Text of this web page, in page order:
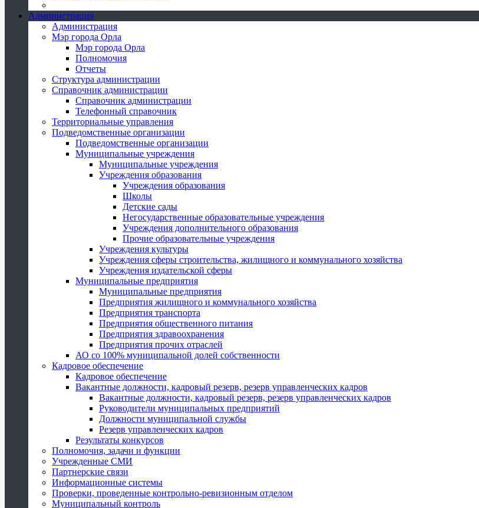
Администрация
Администрация
Мэр города Орла
Мэр города Орла
Полномочия
Отчеты
Структура администрации
Справочник администрации
Справочник администрации
Телефонный справочник
Территориальные управления
Подведомственные организации
Подведомственные организации
Муниципальные учреждения
Муниципальные учреждения
Учреждения образования
Учреждения образования
Школы
Детские сады
Негосударственные образовательные учреждения
Учреждения дополнительного образования
Прочие образовательные учреждения
Учреждения культуры
Учреждения сферы строительства, жилищного и коммунального хозяйства
Учреждения издательской сферы
Муниципальные предприятия
Муниципальные предприятия
Предприятия жилищного и коммунального хозяйства
Предприятия транспорта
Предприятия общественного питания
Предприятия здравоохранения
Предприятия прочих отраслей
АО со 100% муниципальной долей собственности
Кадровое обеспечение
Кадровое обеспечение
Вакантные должности, кадровый резерв, резерв управленческих кадров
Вакантные должности, кадровый резерв, резерв управленческих кадров
Руководители муниципальных предприятий
Должности муниципальной службы
Резерв управленческих кадров
Результаты конкурсов
Полномочия, задачи и функции
Учрежденные СМИ
Партнерские связи
Информационные системы
Проверки, проведенные контрольно-ревизионным отделом
Муниципальный контроль